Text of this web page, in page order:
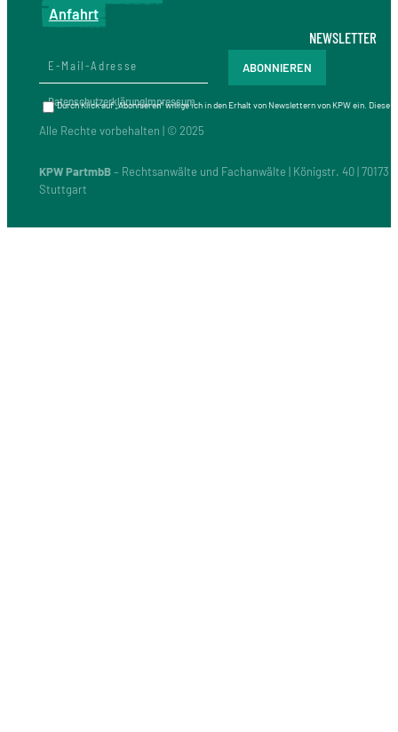
Anfahrt
DatenschutzerklärungImpressum
Alle Rechte vorbehalten | © 2025
KPW PartmbB– Rechtsanwälte und Fachanwälte | Königstr. 40 | 70173
Stuttgart
NEWSLETTER
Durch Klick auf „Abonnieren“ willige ich in den Erhalt von Newslettern von KPW ein.